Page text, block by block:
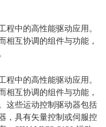
程中的高性能驱动应用。
相互协调的组件与功能，
程中的高性能驱动应用。
相互协调的组件与功能，
这些运动控制驱动器包括
，具有矢量控制或伺服控